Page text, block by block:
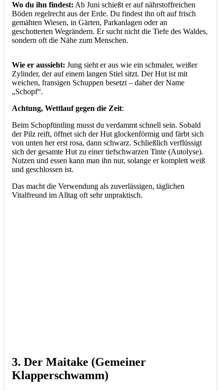
Wo du ihn findest: Ab Juni schießt er auf nährstoffreichen
Böden regelrecht aus der Erde. Du findest ihn oft auf frisch
gemähten Wiesen, in Gärten, Parkanlagen oder an
geschotterten Wegrändern. Er sucht nicht die Tiefe des Waldes,
sondern oft die Nähe zum Menschen.
Wie er aussieht: Jung sieht er aus wie ein schmaler, weißer
Zylinder, der auf einem langen Stiel sitzt. Der Hut ist mit
weichen, fransigen Schuppen besetzt – daher der Name
„Schopf“.
Achtung, Wettlauf gegen die Zeit:
Beim Schopftintling musst du verdammt schnell sein. Sobald
der Pilz reift, öffnet sich der Hut glockenförmig und färbt sich
von unten her erst rosa, dann schwarz. Schließlich verflüssigt
sich der gesamte Hut zu einer tiefschwarzen Tinte (Autolyse).
Nutzen und essen kann man ihn nur, solange er komplett weiß
und geschlossen ist.
Das macht die Verwendung als zuverlässigen, täglichen
Vitalfreund im Alltag oft sehr unpraktisch.
3. Der Maitake (Gemeiner
Klapperschwamm)